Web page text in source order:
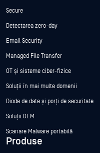
Secure
Detectarea zero-day
Email Security
Managed File Transfer
OT și sisteme ciber-fizice
Soluții în mai multe domenii
Diode de date și porți de securitate
Soluții OEM
Scanare Malware portabilă
Produse